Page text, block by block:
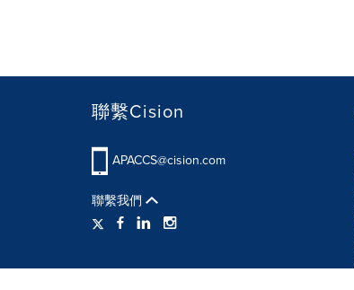
聯繫Cision
APACCS@cision.com
聯繫我們